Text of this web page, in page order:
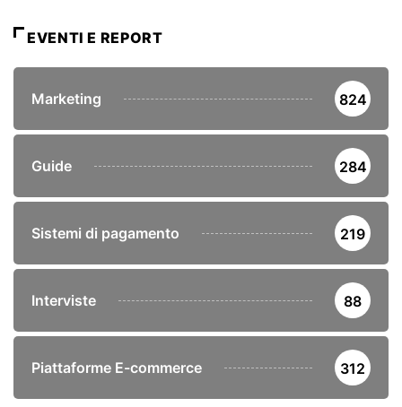
EVENTI E REPORT
Marketing 824
Guide 284
Sistemi di pagamento 219
Interviste 88
Piattaforme E-commerce 312